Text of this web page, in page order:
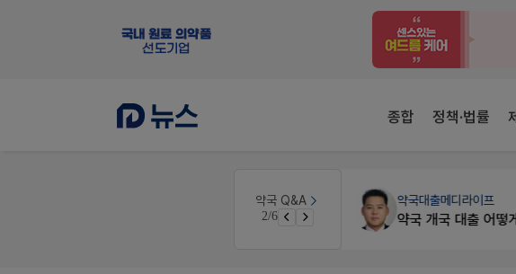
종합 정책·법률
약국 Q&A
3/6 약국 개국 대출 어떻게 받아야할지 어렵습니다
세무·노무팜텍스